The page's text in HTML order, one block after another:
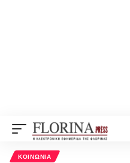
ΚΟΙΝΩΝΊΑ